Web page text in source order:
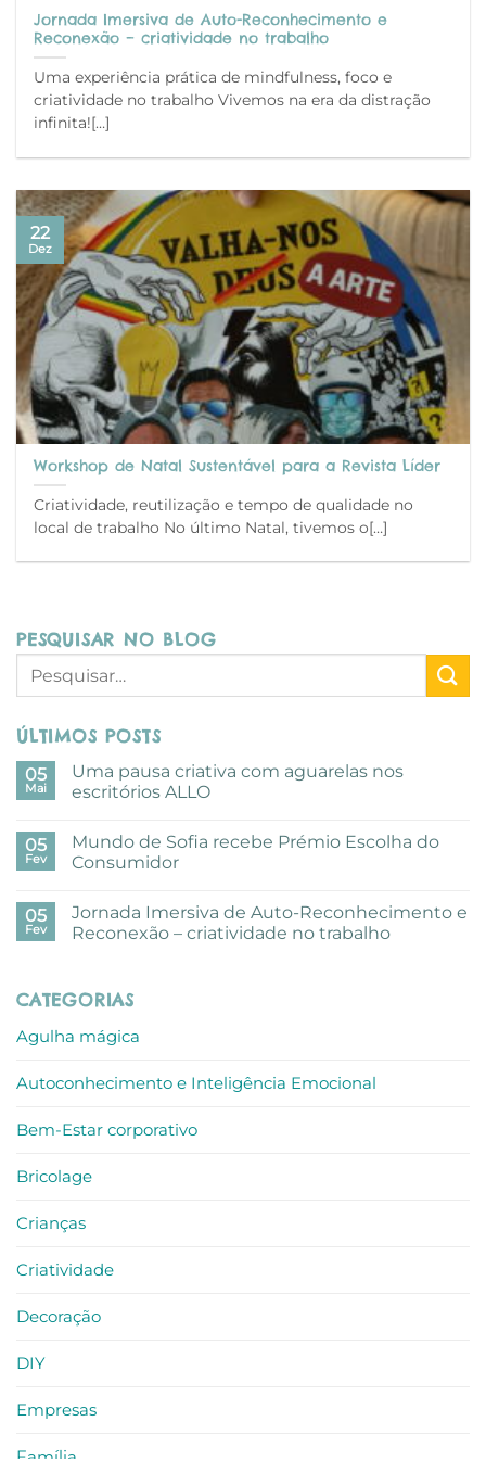
Jornada Imersiva de Auto-Reconhecimento e
Reconexão – criatividade no trabalho
Uma experiência prática de mindfulness, foco e
criatividade no trabalho Vivemos na era da distração
infinita![…]
Workshop de Natal Sustentável para a Revista Líder
Criatividade, reutilização e tempo de qualidade no
local de trabalho No último Natal, tivemos o[…]
22
Dez
PESQUISAR NO BLOG
ÚLTIMOS POSTS
05
Mai
Uma pausa criativa com aguarelas nos
escritórios ALLO
em
Uma
pausa
aguarelas
nos
escritórios
05
Fev
Mundo de Sofia recebe Prémio Escolha do
Consumidor
em
Mundo
de
Escolha
do
05
Fev
Jornada Imersiva de Auto-Reconhecimento e
Reconexão – criatividade no trabalho
Jornada
Imersiva
Auto-
Reconexão
no
trabalho
CATEGORIAS
Agulha mágica
Autoconhecimento e Inteligência Emocional
Bem-Estar corporativo
Bricolage
Crianças
Criatividade
Decoração
DIY
Empresas